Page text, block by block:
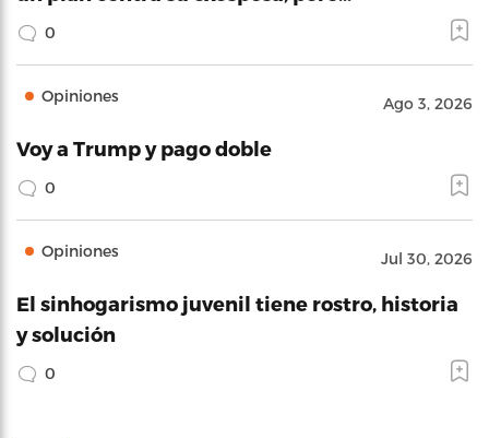
0
Opiniones Ago 3, 2026
Voy a Trump y pago doble
0
Opiniones Jul 30, 2026
El sinhogarismo juvenil tiene rostro, historia
y solución
0